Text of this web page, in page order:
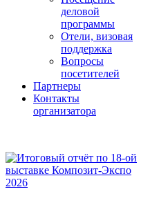
деловой
программы
Отели, визовая
поддержка
Вопросы
посетителей
Партнеры
Контакты
организатора